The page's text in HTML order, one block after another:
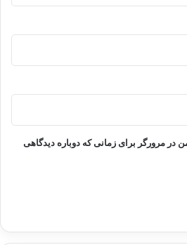
در مرورگر برای زمانی که دوباره دیدگاهی